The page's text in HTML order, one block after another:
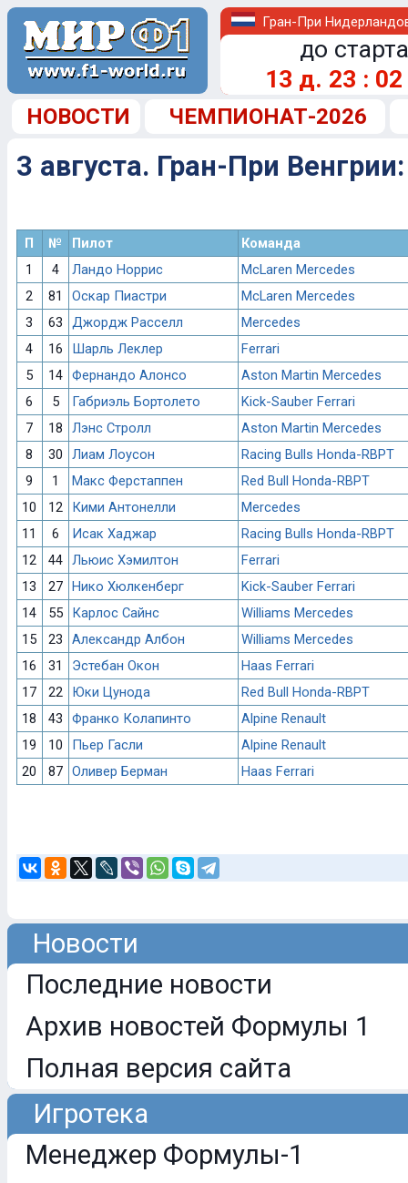
Гран-При
до
13 д. 23 : 02
НОВОСТИ ЧЕМПИОНАТ-2026
3 августа. Гран-При
П № Пилот
Команда
1
4 Ландо Норрис
McLaren Mercedes
2
81 Оскар Пиастри
McLaren Mercedes
3
63 Джордж Расселл
Mercedes
4
16 Шарль Леклер
Ferrari
5
14 Фернандо Алонсо
Aston Martin Mercedes
6
5 Габриэль Бортолето
Kick-Sauber Ferrari
7
18 Лэнс Стролл
Aston Martin Mercedes
8
30 Лиам Лоусон
Racing Bulls Honda-RBPT
9
1 Макс Ферстаппен
Red Bull Honda-RBPT
10
12 Кими Антонелли
Mercedes
11
6 Исак Хаджар
Racing Bulls Honda-RBPT
12
44 Льюис Хэмилтон
Ferrari
13
27 Нико Хюлкенберг
Kick-Sauber Ferrari
14
55 Карлос Сайнс
Williams Mercedes
15
23 Александр Албон
Williams Mercedes
16
31 Эстебан Окон
Haas Ferrari
17
22 Юки Цунода
Red Bull Honda-RBPT
18
43 Франко Колапинто
Alpine Renault
19
10 Пьер Гасли
Alpine Renault
20
87 Оливер Берман Haas Ferrari
Новости
Последние новости
Архив новостей Формулы 1
Полная версия сайта
Игротека
Менеджер Формулы-1